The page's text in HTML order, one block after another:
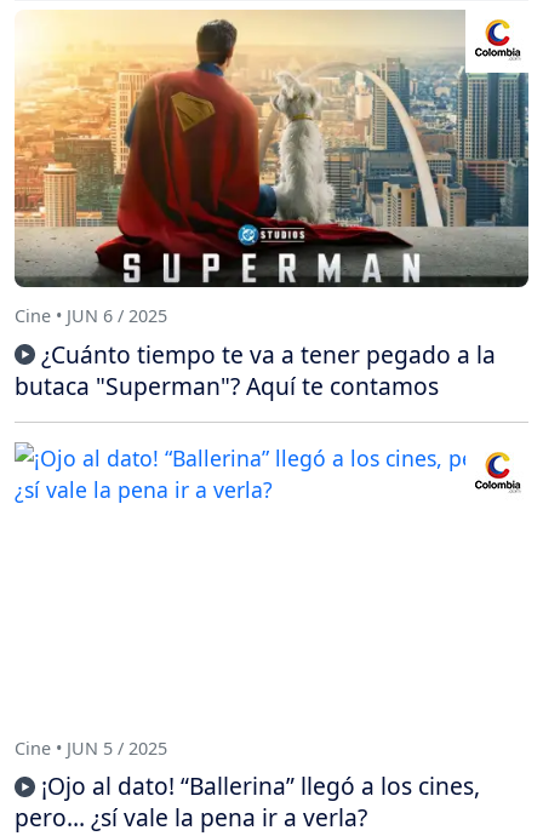
Cine • JUN 6 / 2025
¿Cuánto tiempo te va a tener pegado a la
butaca "Superman"? Aquí te contamos
Cine • JUN 5 / 2025
¡Ojo al dato! “Ballerina” llegó a los cines,
pero… ¿sí vale la pena ir a verla?